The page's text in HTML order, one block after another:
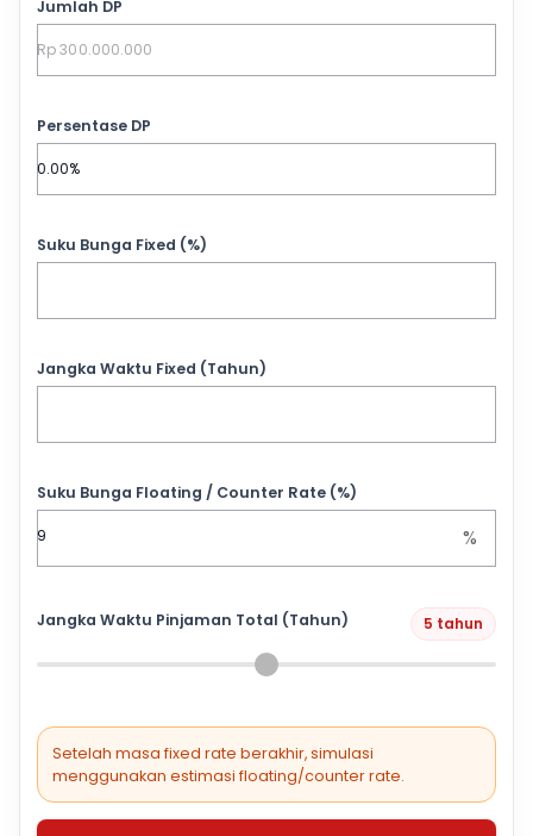
Jumlah DP
Persentase DP
Suku Bunga Fixed (%)
Jangka Waktu Fixed (Tahun)
Suku Bunga Floating / Counter Rate (%)
%
Jangka Waktu Pinjaman Total (Tahun) 5 tahun
Setelah masa fixed rate berakhir, simulasi
menggunakan estimasi floating/counter rate.